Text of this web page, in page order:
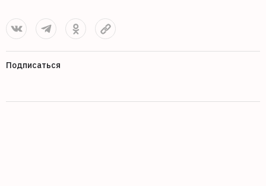
Подписаться